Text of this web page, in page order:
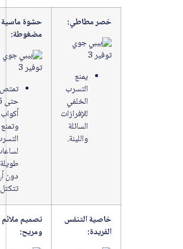
خصر مطاطي:
يمنع
التسرب
الخلفي
للإفرازات
السائلة
واللينة.
حشوة ماسية
مضغوطة:
تمتص
حتى 6
أكواب
وتمنع
التسرب
لساعات
طويلة
دون أن
تتكتل.
خاصية التنفس
الفريدة:
تصميم ملائم
ومريح: